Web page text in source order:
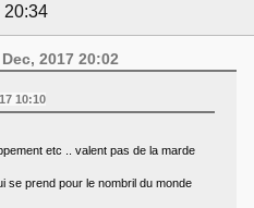
20:34
2017 20:02
10:10
etc .. valent pas de la marde
se prend pour le nombril du monde